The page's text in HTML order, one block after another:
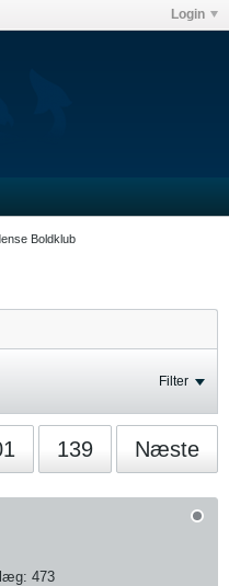
Login
Boldklub
Filter
139 Næste
473